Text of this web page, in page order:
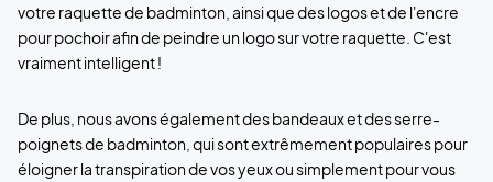
votre raquette de badminton, ainsi que des logos et de l'encre
pour pochoir afin de peindre un logo sur votre raquette. C'est
vraiment intelligent !
De plus, nous avons également des bandeaux et des serre-
poignets de badminton, qui sont extrêmement populaires pour
éloigner la transpiration de vos yeux ou simplement pour vous